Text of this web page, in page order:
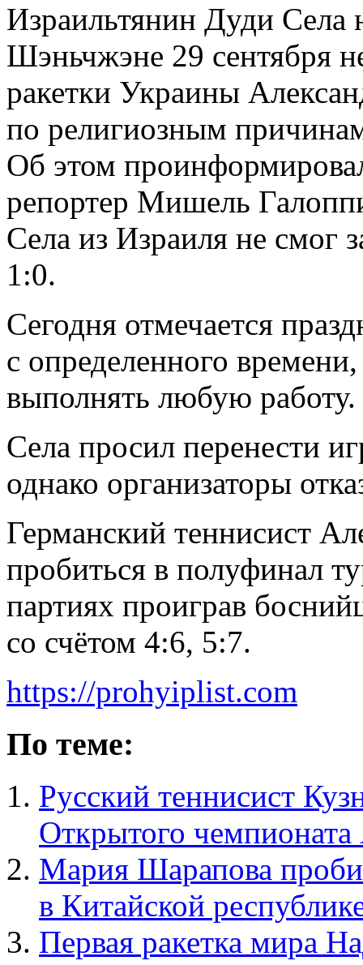
Израильтянин Дуди Села
Шэньчжэне 29 сентября
ракетки Украины
по религиозным
Об этом
репортер Мишель
Села из Израиля не смог
1:0.
Сегодня отмечается
с определенного
выполнять любую работу.
Села просил перенести
однако организаторы
Германский теннисист
пробиться в полуфинал
партиях проиграв
со счётом 4:6, 5:7.
https://prohyiplist.com
По теме:
Русский теннисист
Открытого чемпионата
Мария Шарапова
в Китайской
Первая ракетка мира